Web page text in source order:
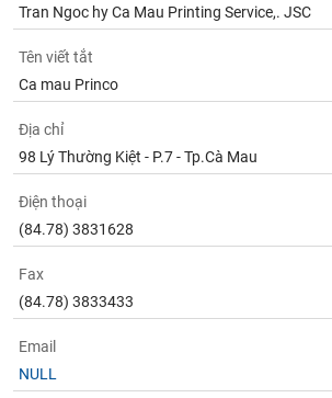
Tran Ngoc hy Ca Mau Printing Service,. JSC
Tên viết tắt
Ca mau Princo
Địa chỉ
98 Lý Thường Kiệt - P.7 - Tp.Cà Mau
Điện thoại
(84.78) 3831628
Fax
(84.78) 3833433
Email
NULL
chứng
(-)
Tất cả
Lãnh
đạo
(-)
Tất cả
tức
(-)